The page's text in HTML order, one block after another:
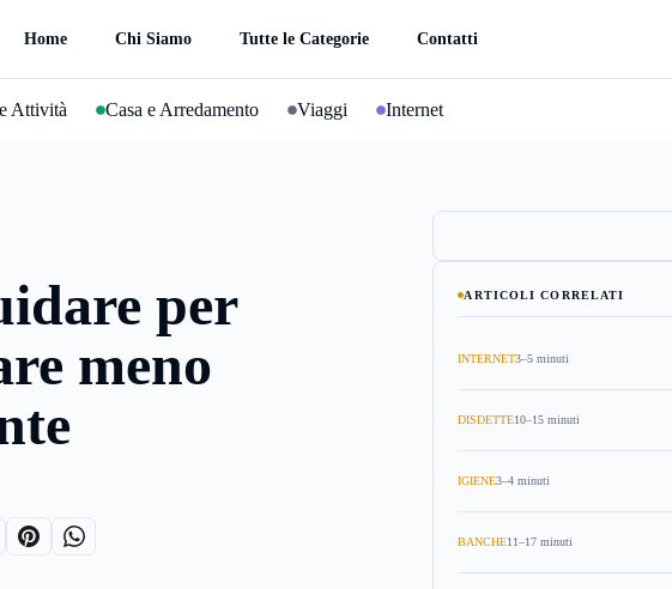
Home Chi Siamo Tutte le Categorie Contatti
Attività Casa e Arredamento Viaggi Internet
per
meno
ARTICOLI CORRELATI
INTERNET3–5 minuti
DISDETTE10–15 minuti
IGIENE3–4 minuti
BANCHE11–17 minuti